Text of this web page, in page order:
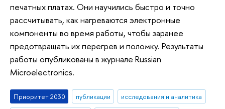
печатных платах. Они научились быстро и точно
рассчитывать, как нагреваются электронные
компоненты во время работы, чтобы заранее
предотвращать их перегрев и поломку. Результаты
работы опубликованы в журнале Russian
Microelectronics.
Приоритет 2030 публикации
исследования и аналитика